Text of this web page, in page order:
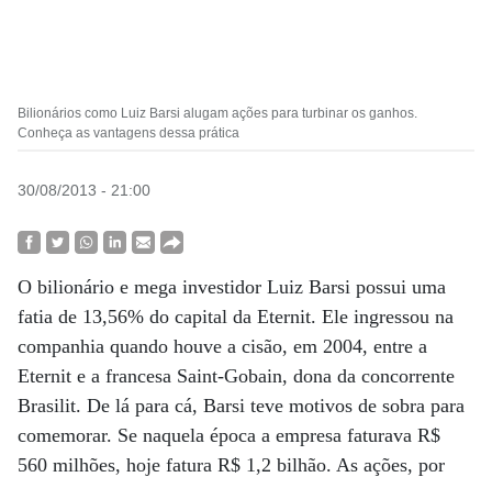
Bilionários como Luiz Barsi alugam ações para turbinar os ganhos.
Conheça as vantagens dessa prática
30/08/2013 - 21:00
O bilionário e mega investidor Luiz Barsi possui uma
fatia de 13,56% do capital da Eternit. Ele ingressou na
companhia quando houve a cisão, em 2004, entre a
Eternit e a francesa Saint-Gobain, dona da concorrente
Brasilit. De lá para cá, Barsi teve motivos de sobra para
comemorar. Se naquela época a empresa faturava R$
560 milhões, hoje fatura R$ 1,2 bilhão. As ações, por